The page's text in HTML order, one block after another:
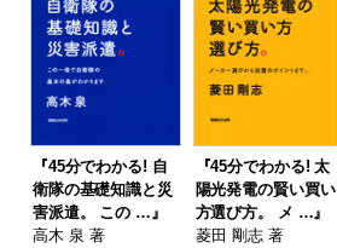
『45分でわかる! 自
衛隊の基礎知識と災
害派遣。 この …』
高木 泉 著
『45分でわかる! 太
陽光発電の賢い買い
方選び方。 メ …』
菱田 剛志 著